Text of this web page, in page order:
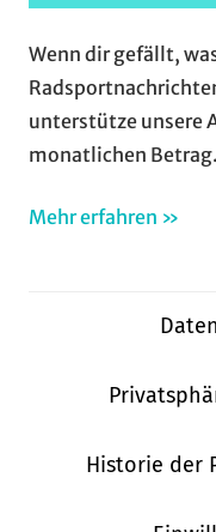
Wenn dir gefällt,
unterstütze unsere
monatlichen Betrag.
Mehr erfahren »
Historie der